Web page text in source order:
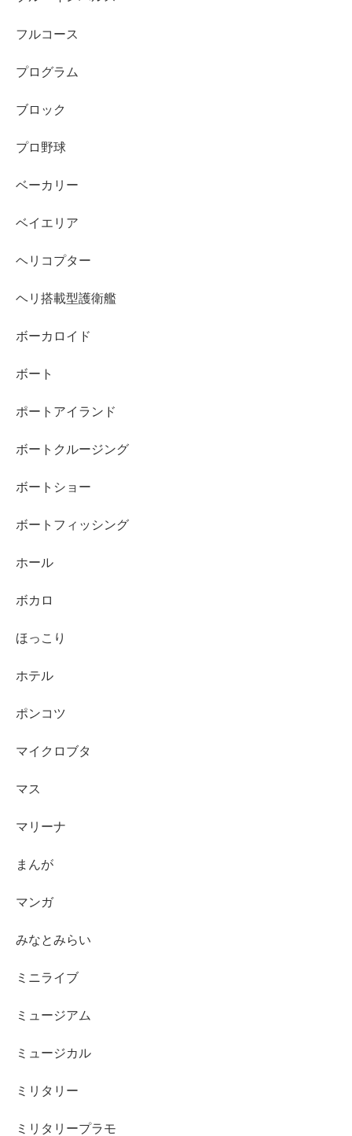
フルコース
プログラム
ブロック
プロ野球
ベーカリー
ベイエリア
ヘリコプター
ヘリ搭載型護衛艦
ボーカロイド
ボート
ポートアイランド
ボートクルージング
ボートショー
ボートフィッシング
ホール
ボカロ
ほっこり
ホテル
ポンコツ
マイクロブタ
マス
マリーナ
まんが
マンガ
みなとみらい
ミニライブ
ミュージアム
ミュージカル
ミリタリー
ミリタリープラモ